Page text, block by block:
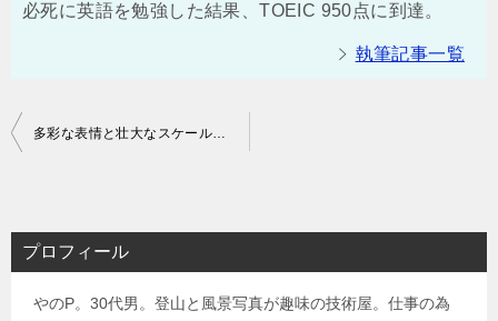
必死に英語を勉強した結果、TOEIC 950点に到達。
執筆記事一覧
投
ビ
ゲ
多彩な表情と壮大なスケール！鳳凰三山日帰り縦走登山（広河原⇒夜叉神峠駐車場）コースタイム実績：8時間
プロフィール
やのP。30代男。登山と風景写真が趣味の技術屋。仕事の為